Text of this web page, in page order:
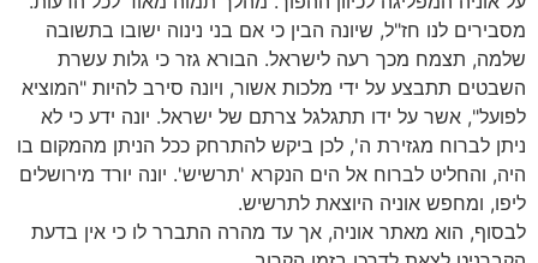
מסבירים לנו חז"ל, שיונה הבין כי אם בני נינוה ישובו בתשובה
שלמה, תצמח מכך רעה לישראל. הבורא גזר כי גלות עשרת
השבטים תתבצע על ידי מלכות אשור, ויונה סירב להיות "המוציא
לפועל", אשר על ידו תתגלגל צרתם של ישראל. יונה ידע כי לא
ניתן לברוח מגזירת ה', לכן ביקש להתרחק ככל הניתן מהמקום בו
היה, והחליט לברוח אל הים הנקרא 'תרשיש'. יונה יורד מירושלים
ליפו, ומחפש אוניה היוצאת לתרשיש.
לבסוף, הוא מאתר אוניה, אך עד מהרה התברר לו כי אין בדעת